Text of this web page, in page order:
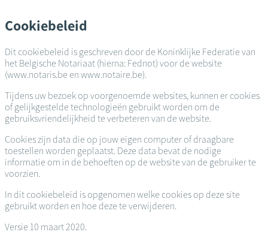
en
naar
inhoud
gaan
Cookiebeleid
Dit cookiebeleid is geschreven door de Koninklijke Federatie van
het Belgische Notariaat (hierna: Fednot) voor de website
(www.notaris.be en www.notaire.be).
Tijdens uw bezoek op voorgenoemde websites, kunnen er cookies
of gelijkgestelde technologieën gebruikt worden om de
gebruiksvriendelijkheid te verbeteren van de website.
Cookies zijn data die op jouw eigen computer of draagbare
toestellen worden geplaatst. Deze data bevat de nodige
informatie om in de behoeften op de website van de gebruiker te
voorzien.
In dit cookiebeleid is opgenomen welke cookies op deze site
gebruikt worden en hoe deze te verwijderen.
Versie 10 maart 2020.